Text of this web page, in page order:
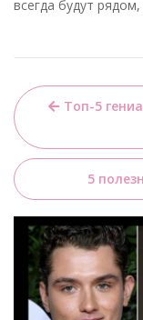
всегда будут
по
записям
Топ-5
5